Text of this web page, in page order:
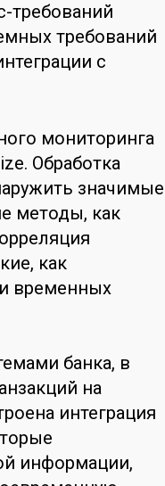
требований
требований
с
мониторинга
Обработка
значимые
методы, как
как
временных
банка, в
на
интеграция
информации,